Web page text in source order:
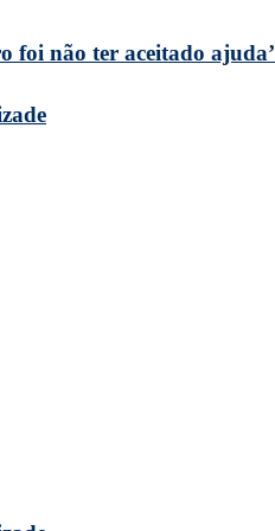
foi não ter aceitado ajuda’